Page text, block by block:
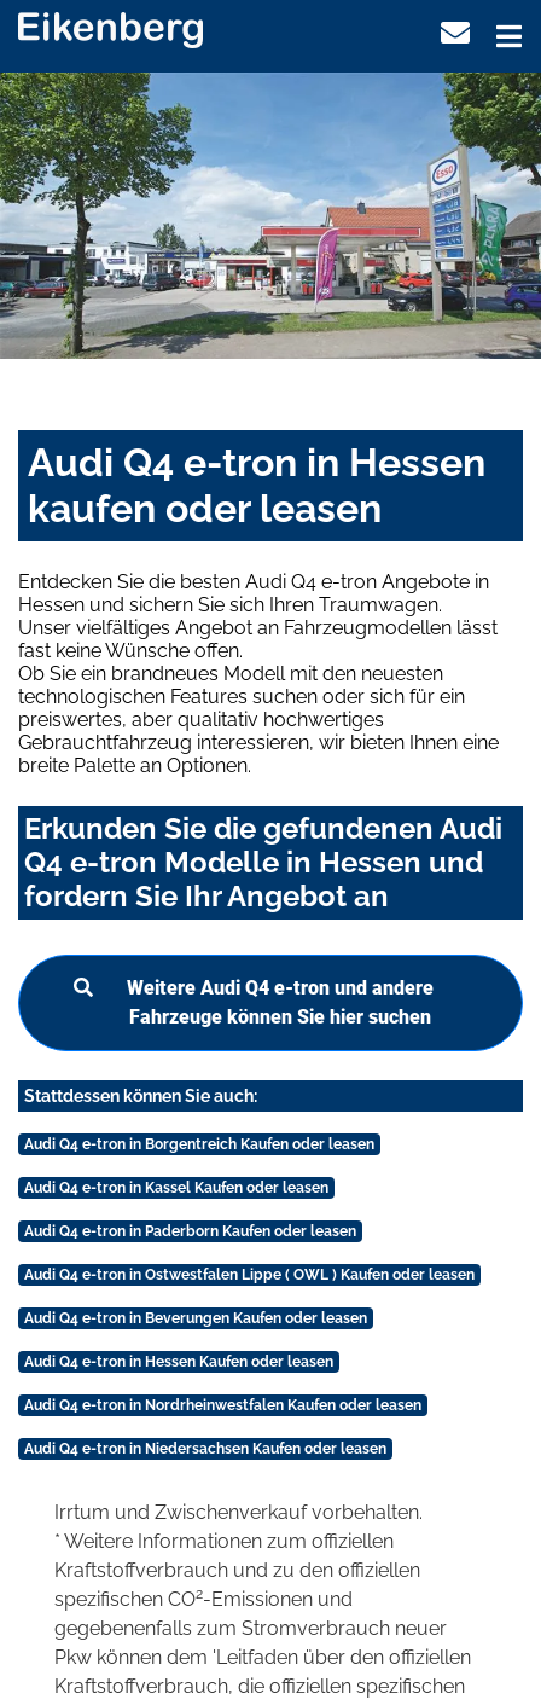
Audi Q4 e-tron in Hessen
kaufen oder leasen
Entdecken Sie die besten Audi Q4 e-tron Angebote in
Hessen und sichern Sie sich Ihren Traumwagen.
Unser vielfältiges Angebot an Fahrzeugmodellen lässt
fast keine Wünsche offen.
Ob Sie ein brandneues Modell mit den neuesten
technologischen Features suchen oder sich für ein
preiswertes, aber qualitativ hochwertiges
Gebrauchtfahrzeug interessieren, wir bieten Ihnen eine
breite Palette an Optionen.
Erkunden Sie die gefundenen Audi
Q4 e-tron Modelle in Hessen und
fordern Sie Ihr Angebot an
Weitere Audi Q4 e-tron und andere
Fahrzeuge können Sie hier suchen
Stattdessen können Sie auch:
Audi Q4 e-tron in Borgentreich Kaufen oder leasen
Audi Q4 e-tron in Kassel Kaufen oder leasen
Audi Q4 e-tron in Paderborn Kaufen oder leasen
Audi Q4 e-tron in Ostwestfalen Lippe ( OWL ) Kaufen oder leasen
Audi Q4 e-tron in Beverungen Kaufen oder leasen
Audi Q4 e-tron in Hessen Kaufen oder leasen
Audi Q4 e-tron in Nordrheinwestfalen Kaufen oder leasen
Audi Q4 e-tron in Niedersachsen Kaufen oder leasen
Irrtum und Zwischenverkauf vorbehalten.
* Weitere Informationen zum offiziellen
Kraftstoffverbrauch und zu den offiziellen
spezifischen CO2-Emissionen und
gegebenenfalls zum Stromverbrauch neuer
Pkw können dem 'Leitfaden über den offiziellen
Kraftstoffverbrauch, die offiziellen spezifischen